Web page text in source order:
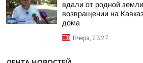
вдали от родной
возвращении на
дома
Вчера, 23:27